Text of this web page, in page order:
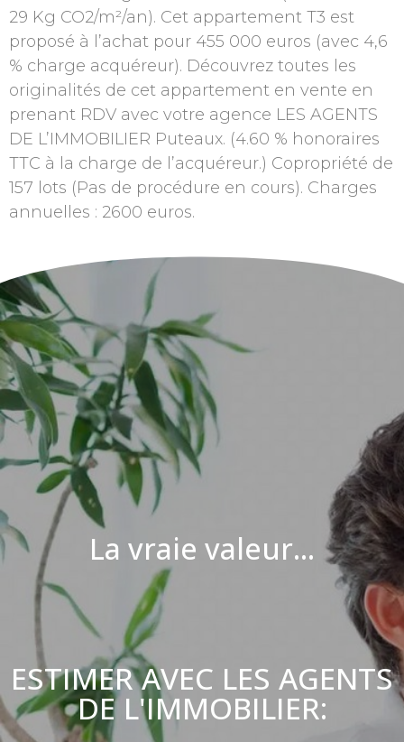
29 Kg CO2/m²/an). Cet appartement T3 est
proposé à l’achat pour 455 000 euros (avec 4,6
% charge acquéreur). Découvrez toutes les
originalités de cet appartement en vente en
prenant RDV avec votre agence LES AGENTS
DE L’IMMOBILIER Puteaux. (4.60 % honoraires
TTC à la charge de l’acquéreur.) Copropriété de
157 lots (Pas de procédure en cours). Charges
annuelles : 2600 euros.
La vraie valeur...
ESTIMER AVEC LES AGENTS
DE L'IMMOBILIER: